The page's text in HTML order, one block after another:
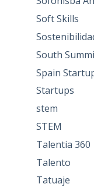
Soft Skills
South
Spain
Startups
stem
STEM
Talentia 360
Talento
Tatuaje